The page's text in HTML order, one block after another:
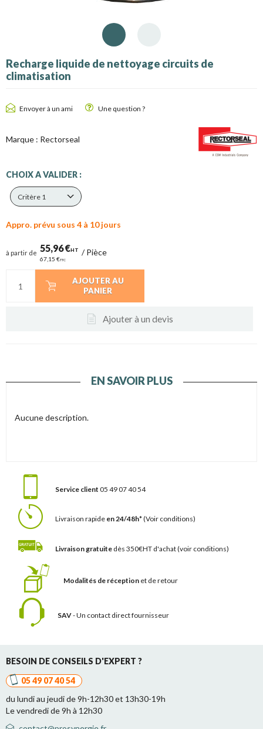
Recharge liquide de nettoyage circuits de
climatisation
Envoyer à un ami Une question ?
Marque : Rectorseal
CHOIX A VALIDER :
Critère 1
Appro. prévu sous 4 à 10 jours
à partir de 55,96 €HT
67,15 €TTC
/Pièce
AJOUTER AU
PANIER
Ajouter à un devis
EN SAVOIR PLUS
Aucune description.
Service client 05 49 07 40 54
Livraison rapide en 24/48h*(Voir conditions)
Livraison gratuite dès 350€HT d'achat(voir conditions)
Modalités de réception et de retour
SAV- Un contact direct fournisseur
BESOIN DE CONSEILS D'EXPERT ?
05 49 07 40 54
du lundi au jeudi de 9h-12h30 et 13h30-19h
Le vendredi de 9h à 12h30